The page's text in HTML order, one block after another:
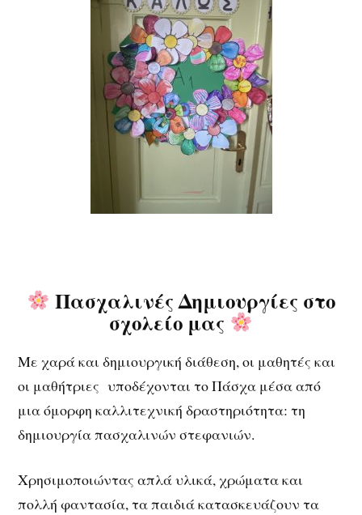
Πασχαλινές Δημιουργίες στο
σχολείο μας
Με χαρά και δημιουργική διάθεση, οι μαθητές και
οι μαθήτριες υποδέχονται το Πάσχα μέσα από
μια όμορφη καλλιτεχνική δραστηριότητα: τη
δημιουργία πασχαλινών στεφανιών.
Χρησιμοποιώντας απλά υλικά, χρώματα και
πολλή φαντασία, τα παιδιά κατασκευάζουν τα